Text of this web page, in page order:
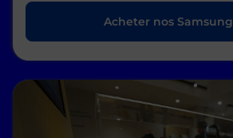
Acheter nos Samsung